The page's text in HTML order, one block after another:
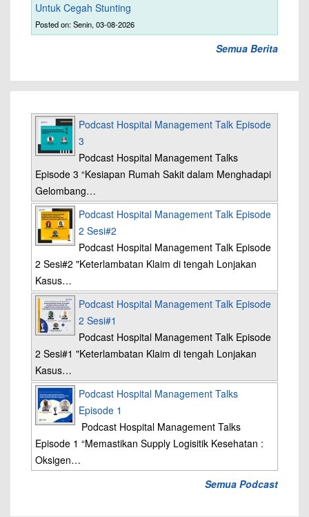
Untuk Cegah Stunting
Posted on: Senin, 03-08-2026
Semua Berita
Podcast Hospital Management Talk Episode
3
Podcast Hospital Management Talks
Episode 3 “Kesiapan Rumah Sakit dalam Menghadapi
Gelombang…
Podcast Hospital Management Talk Episode
2 Sesi#2
Podcast Hospital Management Talk Episode
2 Sesi#2 "Keterlambatan Klaim di tengah Lonjakan
Kasus…
Podcast Hospital Management Talk Episode
2 Sesi#1
Podcast Hospital Management Talk Episode
2 Sesi#1 "Keterlambatan Klaim di tengah Lonjakan
Kasus…
Podcast Hospital Management Talks
Episode 1
Podcast Hospital Management Talks
Episode 1 “Memastikan Supply Logisitik Kesehatan :
Oksigen…
Semua Podcast